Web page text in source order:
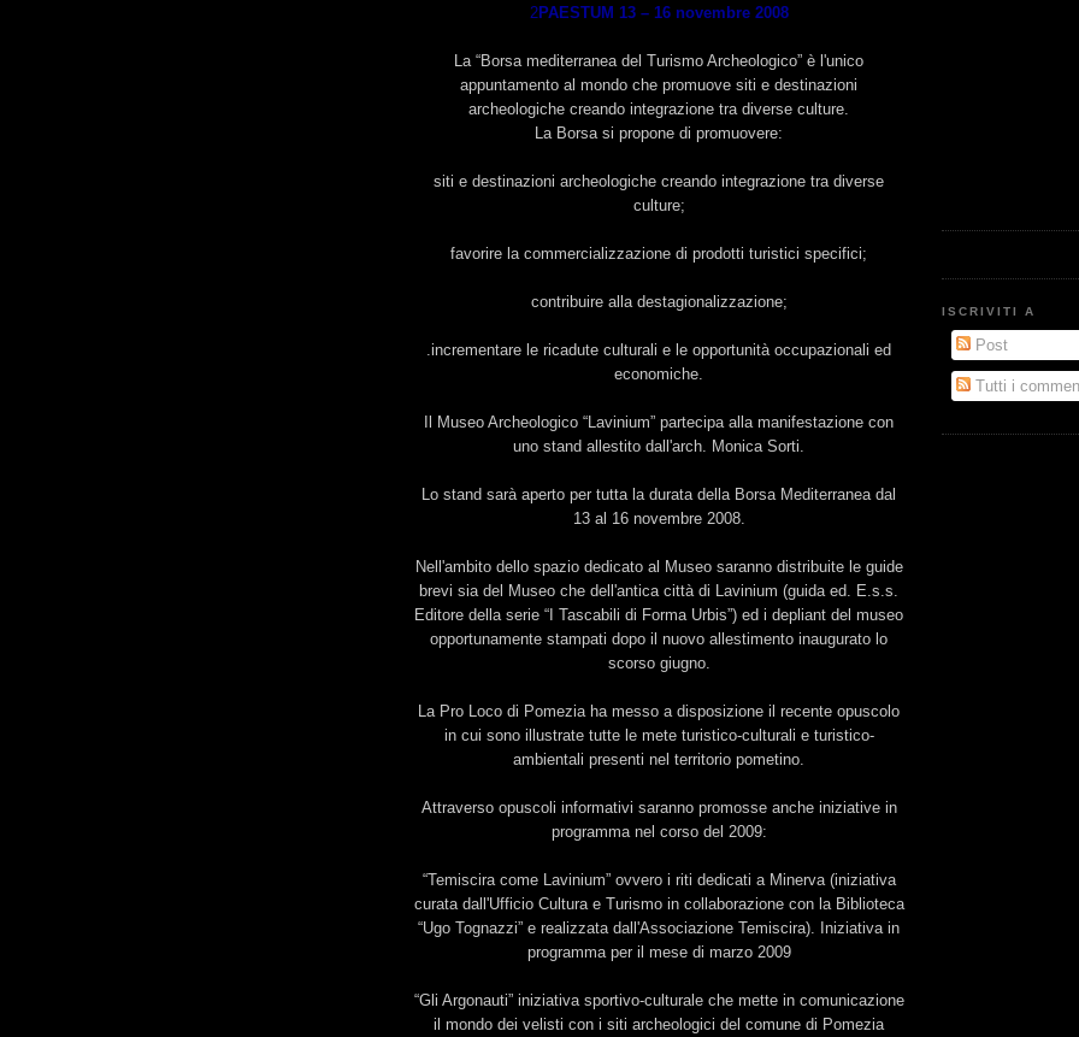
2PAESTUM 13 – 16 novembre 2008
La “Borsa mediterranea del Turismo Archeologico” è l'unico
appuntamento al mondo che promuove siti e destinazioni
archeologiche creando integrazione tra diverse culture.
La Borsa si propone di promuovere:
siti e destinazioni archeologiche creando integrazione tra diverse
culture;
favorire la commercializzazione di prodotti turistici specifici;
contribuire alla destagionalizzazione;
.incrementare le ricadute culturali e le opportunità occupazionali ed
economiche.
Il Museo Archeologico “Lavinium” partecipa alla manifestazione con
uno stand allestito dall'arch. Monica Sorti.
Lo stand sarà aperto per tutta la durata della Borsa Mediterranea dal
13 al 16 novembre 2008.
Nell'ambito dello spazio dedicato al Museo saranno distribuite le guide
brevi sia del Museo che dell'antica città di Lavinium (guida ed. E.s.s.
Editore della serie “I Tascabili di Forma Urbis”) ed i depliant del museo
opportunamente stampati dopo il nuovo allestimento inaugurato lo
scorso giugno.
La Pro Loco di Pomezia ha messo a disposizione il recente opuscolo
in cui sono illustrate tutte le mete turistico-culturali e turistico-
ambientali presenti nel territorio pometino.
Attraverso opuscoli informativi saranno promosse anche iniziative in
programma nel corso del 2009:
“Temiscira come Lavinium” ovvero i riti dedicati a Minerva (iniziativa
curata dall'Ufficio Cultura e Turismo in collaborazione con la Biblioteca
“Ugo Tognazzi” e realizzata dall'Associazione Temiscira). Iniziativa in
programma per il mese di marzo 2009
“Gli Argonauti” iniziativa sportivo-culturale che mette in comunicazione
il mondo dei velisti con i siti archeologici del comune di Pomezia
ISCRIVITI A
Post
Tutti i